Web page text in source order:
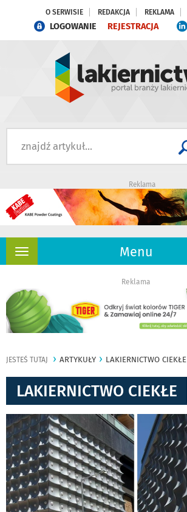
O SERWISIE REDAKCJA REKLAMA
LOGOWANIE REJESTRACJA
Reklama
Menu
Rozwiń
Reklama
JESTEŚ TUTAJ ARTYKUŁY LAKIERNICTWO CIEKŁE
LAKIERNICTWO CIEKŁE